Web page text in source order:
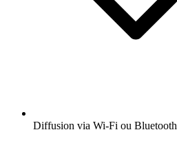
Diffusion via Wi-Fi ou Bluetooth